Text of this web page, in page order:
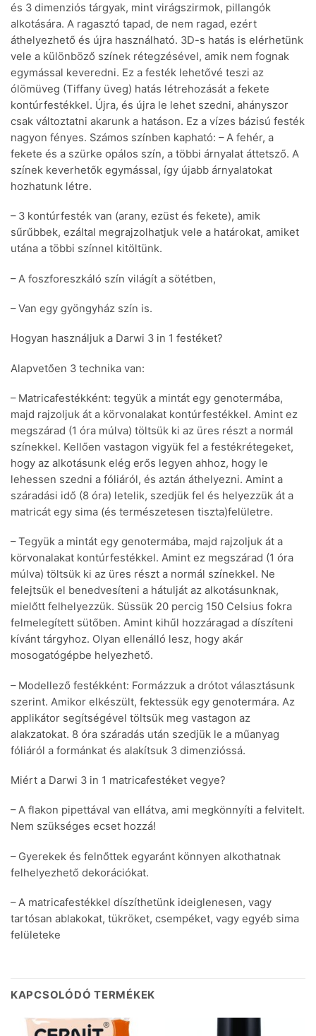
és 3 dimenziós tárgyak, mint virágszirmok, pillangók
alkotására. A ragasztó tapad, de nem ragad, ezért
áthelyezhető és újra használható. 3D-s hatás is elérhetünk
vele a különböző színek rétegzésével, amik nem fognak
egymással keveredni. Ez a festék lehetővé teszi az
ólömüveg (Tiffany üveg) hatás létrehozását a fekete
kontúrfestékkel. Újra, és újra le lehet szedni, ahányszor
csak változtatni akarunk a hatáson. Ez a vízes bázisú festék
nagyon fényes. Számos színben kapható: – A fehér, a
fekete és a szürke opálos szín, a többi árnyalat áttetsző. A
színek keverhetők egymással, így újabb árnyalatokat
hozhatunk létre.
– 3 kontúrfesték van (arany, ezüst és fekete), amik
sűrűbbek, ezáltal megrajzolhatjuk vele a határokat, amiket
utána a többi színnel kitöltünk.
– A foszforeszkáló szín világít a sötétben,
– Van egy gyöngyház szín is.
Hogyan használjuk a Darwi 3 in 1 festéket?
Alapvetően 3 technika van:
– Matricafestékként: tegyük a mintát egy genotermába,
majd rajzoljuk át a körvonalakat kontúrfestékkel. Amint ez
megszárad (1 óra múlva) töltsük ki az üres részt a normál
színekkel. Kellően vastagon vigyük fel a festékrétegeket,
hogy az alkotásunk elég erős legyen ahhoz, hogy le
lehessen szedni a fóliáról, és aztán áthelyezni. Amint a
száradási idő (8 óra) letelik, szedjük fel és helyezzük át a
matricát egy sima (és természetesen tiszta)felületre.
– Tegyük a mintát egy genotermába, majd rajzoljuk át a
körvonalakat kontúrfestékkel. Amint ez megszárad (1 óra
múlva) töltsük ki az üres részt a normál színekkel. Ne
felejtsük el benedvesíteni a hátulját az alkotásunknak,
mielőtt felhelyezzük. Süssük 20 percig 150 Celsius fokra
felmelegített sütőben. Amint kihűl hozzáragad a díszíteni
kívánt tárgyhoz. Olyan ellenálló lesz, hogy akár
mosogatógépbe helyezhető.
– Modellező festékként: Formázzuk a drótot választásunk
szerint. Amikor elkészült, fektessük egy genotermára. Az
applikátor segítségével töltsük meg vastagon az
alakzatokat. 8 óra száradás után szedjük le a műanyag
fóliáról a formánkat és alakítsuk 3 dimenzióssá.
Miért a Darwi 3 in 1 matricafestéket vegye?
– A flakon pipettával van ellátva, ami megkönnyíti a felvitelt.
Nem szükséges ecset hozzá!
– Gyerekek és felnőttek egyaránt könnyen alkothatnak
felhelyezhető dekorációkat.
– A matricafestékkel díszíthetünk ideiglenesen, vagy
tartósan ablakokat, tükröket, csempéket, vagy egyéb sima
felületeke
KAPCSOLÓDÓ TERMÉKEK